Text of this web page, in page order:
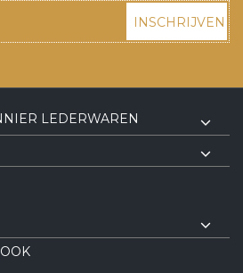
INSCHRIJVEN
LEDERWAREN